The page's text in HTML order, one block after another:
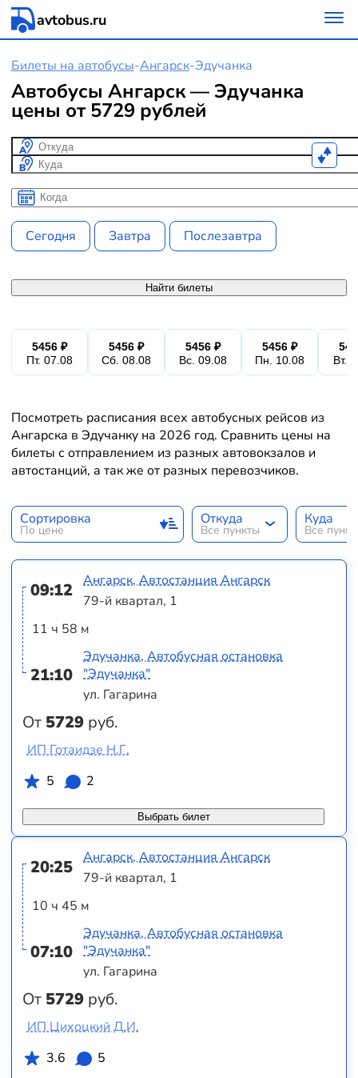
avtobus.ru
Билеты на автобусы-Ангарск-Эдучанка
Автобусы Ангарск — Эдучанка
цены от 5729 рублей
Откуда
Куда
Когда
Когда
Сегодня Завтра Послезавтра
Найти билеты
5456 ₽
Пт. 07.08
5456 ₽
Сб. 08.08
5456 ₽
Вс. 09.08
5456 ₽
Пн. 10.08
Вт.
Посмотреть расписания всех автобусных рейсов из
Ангарска в Эдучанку на 2026 год. Сравнить цены на
билеты с отправлением из разных автовокзалов и
автостанций, а так же от разных перевозчиков.
Сортировка
По цене
Откуда
Все пункты
Куда
Все
09:12
11 ч 58 м
21:10
От 5729 руб.
Ангарск, Автостанция Ангарск
79-й квартал, 1
Эдучанка, Автобусная остановка
"Эдучанка"
ул. Гагарина
Выбрать билет
ИП Готаидзе Н.Г.
5
2
20:25
10 ч 45 м
07:10
От 5729 руб.
Ангарск, Автостанция Ангарск
79-й квартал, 1
Эдучанка, Автобусная остановка
"Эдучанка"
ул. Гагарина
ИП Цихоцкий Д.И.
3.6
5